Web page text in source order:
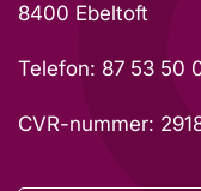
8400 Ebeltoft
Telefon: 87 53 50
CVR-nummer: